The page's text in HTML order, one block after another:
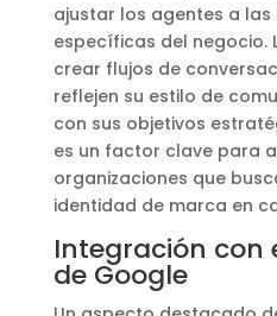
ajustar los agentes a las
específicas del negocio.
crear flujos de
reflejen su estilo de
con sus objetivos
es un factor clave para
organizaciones que
identidad de marca en
Integración con
de Google